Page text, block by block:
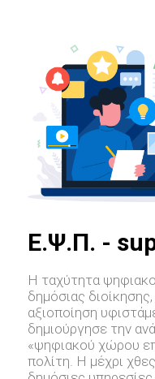
E.Ψ.Π. -
Η ταχύτητα
δημόσιας
αξιοποίηση
δημιούργησε την
«ψηφιακού χώρου
πολίτη. Η μέχρι